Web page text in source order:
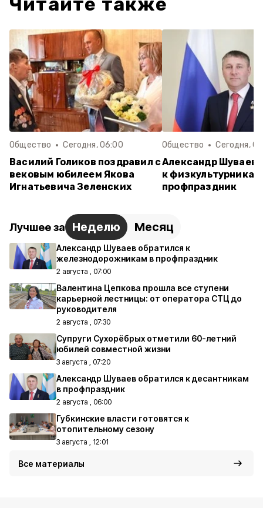
Общество Сегодня, 06:00
Василий Голиков поздравил с
вековым юбилеем Якова
Игнатьевича Зеленских
Общество Сегодня,
Александр Шуваев
к физкультурникам
профпраздник
Лучшее за Неделю Месяц
Александр Шуваев обратился к
железнодорожникам в профпраздник
2 августа , 07:00
Валентина Цепкова прошла все ступени
карьерной лестницы: от оператора СТЦ до
руководителя
2 августа , 07:30
Супруги Сухорёбрых отметили 60-летний
юбилей совместной жизни
3 августа , 07:20
Александр Шуваев обратился к десантникам
в профпраздник
2 августа , 06:00
Губкинские власти готовятся к
отопительному сезону
3 августа , 12:01
Все материалы